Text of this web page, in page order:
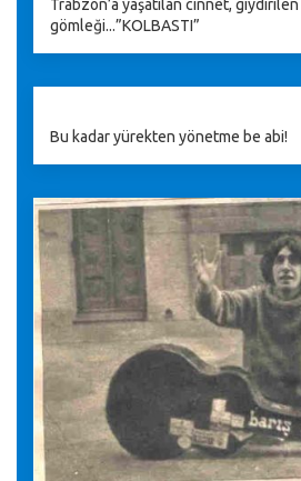
Trabzon’a yaşatılan cinnet,
gömleği...”KOLBASTI”
Bu kadar yürekten yönetme be abi!